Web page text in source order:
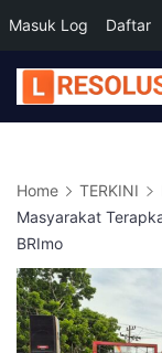
Masuk Log Daftar
Skip
to
Home TERKINI
Masyarakat
BRImo